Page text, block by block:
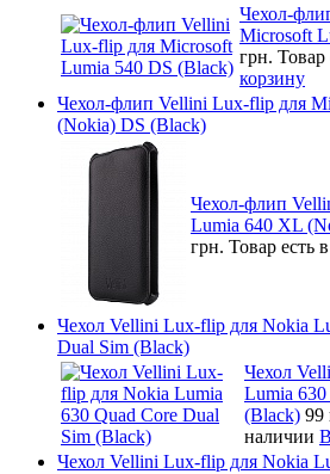
Чехол-
Microsoft
грн. Товар
корзину
Чехол-флип Vellini Lux-flip для
(Nokia) DS (Black)
Чехол-флип
Lumia 640 XL
грн. Товар есть
Чехол Vellini Lux-flip для Nokia
Dual Sim (Black)
Чехол
Lumia
(Black) 99
наличии
Чехол Vellini Lux-flip для Nokia